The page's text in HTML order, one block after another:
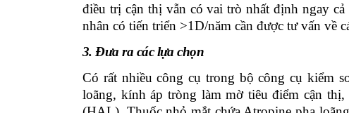
điều trị cận thị vẫn có vai trò nhất định ngay
nhân có tiến triển >1D/năm cần được tư vấn về
3. Đưa ra các lựa chọn
Có rất nhiều công cụ trong bộ công cụ kiểm
loãng, kính áp tròng làm mờ tiêu điểm cận